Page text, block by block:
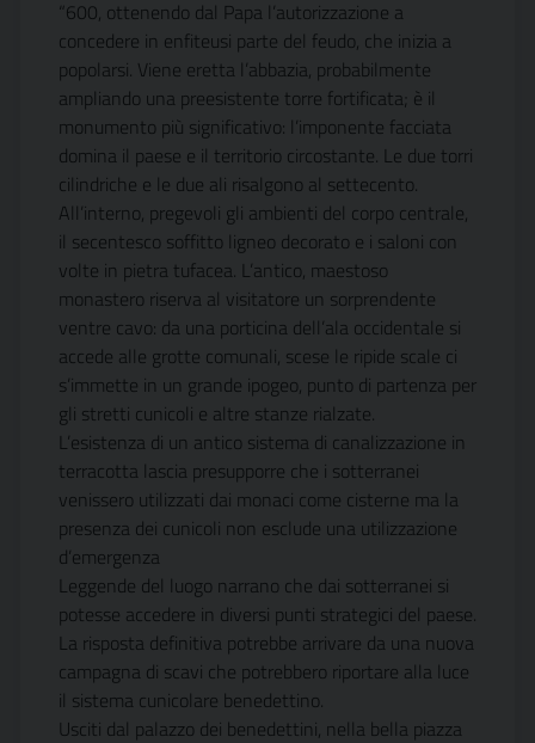
“600, ottenendo dal Papa l’autorizzazione a
concedere in enfiteusi parte del feudo, che inizia a
popolarsi. Viene eretta l’abbazia, probabilmente
ampliando una preesistente torre fortificata; è il
monumento più significativo: l’imponente facciata
domina il paese e il territorio circostante. Le due torri
cilindriche e le due ali risalgono al settecento.
All’interno, pregevoli gli ambienti del corpo centrale,
il secentesco soffitto ligneo decorato e i saloni con
volte in pietra tufacea. L’antico, maestoso
monastero riserva al visitatore un sorprendente
ventre cavo: da una porticina dell’ala occidentale si
accede alle grotte comunali, scese le ripide scale ci
s’immette in un grande ipogeo, punto di partenza per
gli stretti cunicoli e altre stanze rialzate.
L’esistenza di un antico sistema di canalizzazione in
terracotta lascia presupporre che i sotterranei
venissero utilizzati dai monaci come cisterne ma la
presenza dei cunicoli non esclude una utilizzazione
d’emergenza
Leggende del luogo narrano che dai sotterranei si
potesse accedere in diversi punti strategici del paese.
La risposta definitiva potrebbe arrivare da una nuova
campagna di scavi che potrebbero riportare alla luce
il sistema cunicolare benedettino.
Usciti dal palazzo dei benedettini, nella bella piazza